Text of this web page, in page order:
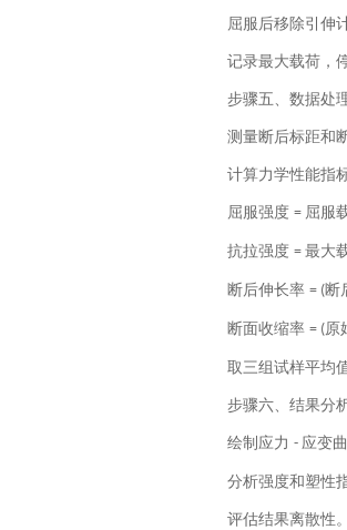
屈服后移除引伸
记录最大载荷，
步骤五、数据处
测量断后标距和
计算力学性能指
屈服强度 = 屈服
抗拉强度 = 最大
断后伸长率 = (断
断面收缩率 = (原
取三组试样平均
步骤六、结果分
绘制应力 - 应变
分析强度和塑性
评估结果离散性